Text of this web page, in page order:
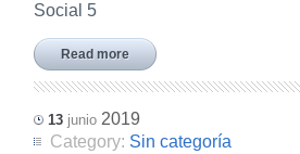
Social 5
Read more
13 junio 2019
Category: Sin categoría